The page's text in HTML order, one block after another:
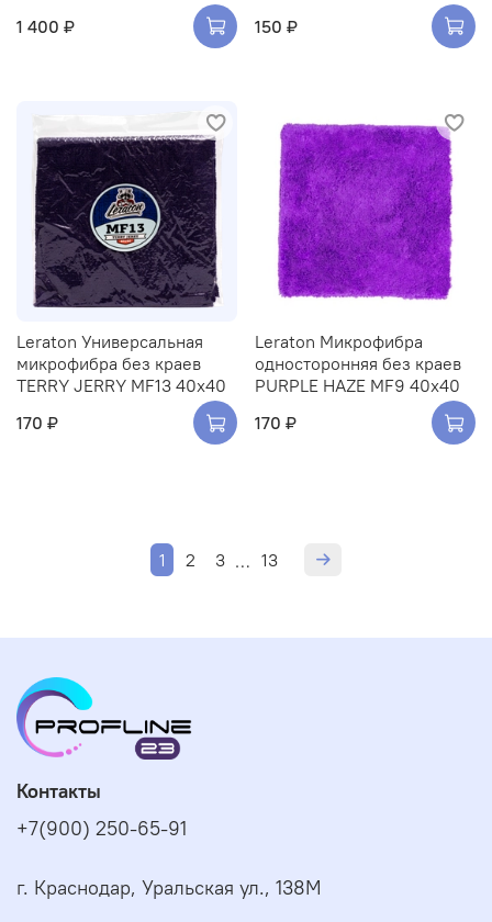
1 400 ₽
150 ₽
Leraton Универсальная
микрофибра без краев
TERRY JERRY MF13 40x40
170 ₽
Leraton Микрофибра
односторонняя без краев
PURPLE HAZE MF9 40x40
170 ₽
1 2 3 … 13
Контакты
+7(900) 250-65-91
г. Краснодар, Уральская ул., 138М